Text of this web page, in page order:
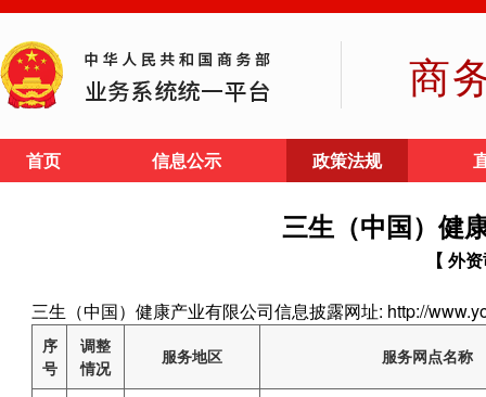
商
首页 信息公示 政策法规
三生（中国）健
【 外
三生（中国）健康产业有限公司信息披露网址: http://
序
号
调整
情况
服务地区 服务网点名称